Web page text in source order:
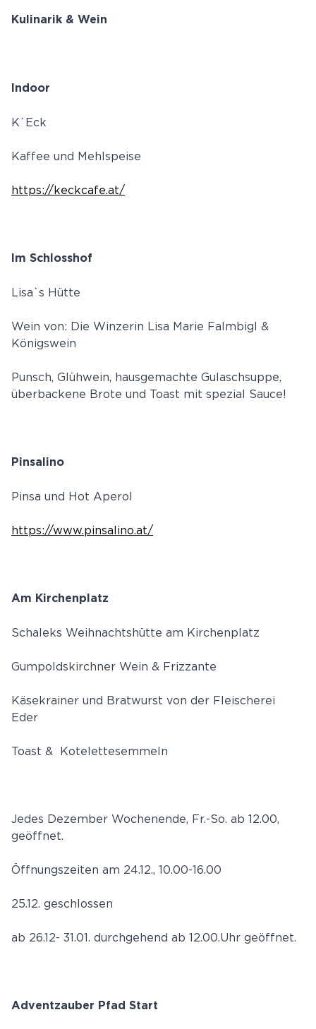
Kulinarik & Wein
Indoor
K`Eck
Kaffee und Mehlspeise
https://keckcafe.at/
Im Schlosshof
Lisa`s Hütte
Wein von: Die Winzerin Lisa Marie Falmbigl &
Königswein
Punsch, Glühwein, hausgemachte Gulaschsuppe,
überbackene Brote und Toast mit spezial Sauce!
Pinsalino
Pinsa und Hot Aperol
https://www.pinsalino.at/
Am Kirchenplatz
Schaleks Weihnachtshütte am Kirchenplatz
Gumpoldskirchner Wein & Frizzante
Käsekrainer und Bratwurst von der Fleischerei
Eder
Toast & Kotelettesemmeln
Jedes Dezember Wochenende, Fr.-So. ab 12.00,
geöffnet.
Öffnungszeiten am 24.12., 10.00-16.00
25.12. geschlossen
ab 26.12- 31.01. durchgehend ab 12.00.Uhr geöffnet.
Adventzauber Pfad Start